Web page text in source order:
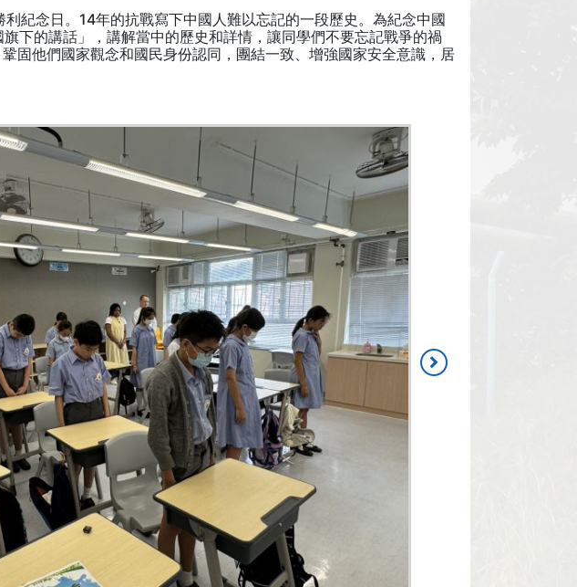
紀念日。14年的抗戰寫下中國人難以忘記的一段歷史。為紀念中國
下的講話」，講解當中的歷史和詳情，讓同學們不要忘記戰爭的禍
固他們國家觀念和國民身份認同，團結一致、增強國家安全意識，居